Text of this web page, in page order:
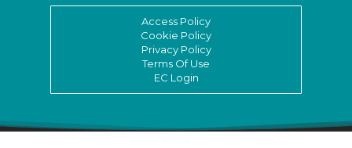
Access Policy
Cookie Policy
Privacy Policy
Terms Of Use
EC Login